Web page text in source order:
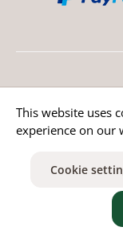
* All prices incl.
This website uses
experience on our
Cookie